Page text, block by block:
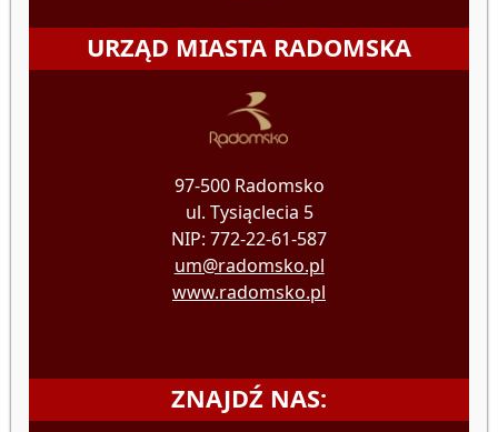
URZĄD MIASTA RADOMSKA
97-500 Radomsko
ul. Tysiąclecia 5
NIP: 772-22-61-587
um@radomsko.pl
www.radomsko.pl
ZNAJDŹ NAS: